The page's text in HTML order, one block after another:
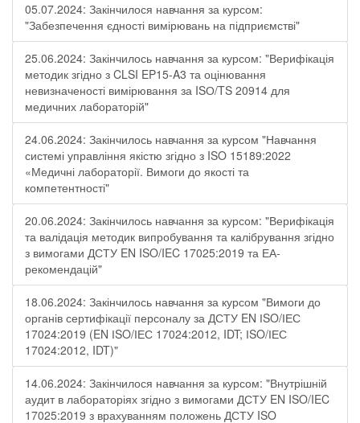
05.07.2024: Закінчилося навчання за курсом:
"Забезпечення єдності вимірювань на підприємстві"
25.06.2024: Закінчилось навчання за курсом: "Верифікація
методик згідно з CLSI EP15-A3 та оцінювання
невизначеності вимірювання за ISО/TS 20914 для
медичних лабораторій"
24.06.2024: Закінчилось навчання за курсом "Навчання
системі управління якістю згідно з ISO 15189:2022
«Медичні лабораторії. Вимоги до якості та
компетентності"
20.06.2024: Закінчилось навчання за курсом: "Верифікація
та валідація методик випробування та калібрування згідно
з вимогами ДСТУ EN ISO/IEC 17025:2019 та ЕА-
рекомендацій"
18.06.2024: Закінчилось навчання за курсом "Вимоги до
органів сертифікації персоналу за ДСТУ EN ІSO/ІЕС
17024:2019 (EN ІSO/ІЕС 17024:2012, IDT; ІSO/ІЕС
17024:2012, IDT)"
14.06.2024: Закінчилося навчання за курсом: "Внутрішній
аудит в лабораторіях згідно з вимогами ДСТУ EN ISO/IEC
17025:2019 з врахуванням положень ДСТУ ISO